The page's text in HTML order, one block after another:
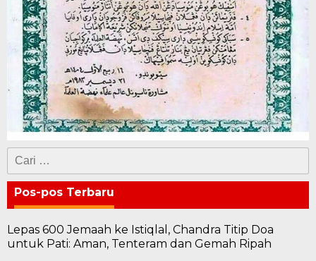
Cari
untuk:
Pos-pos Terbaru
Lepas 600 Jemaah ke Istiqlal, Chandra Titip Doa
untuk Pati: Aman, Tenteram dan Gemah Ripah